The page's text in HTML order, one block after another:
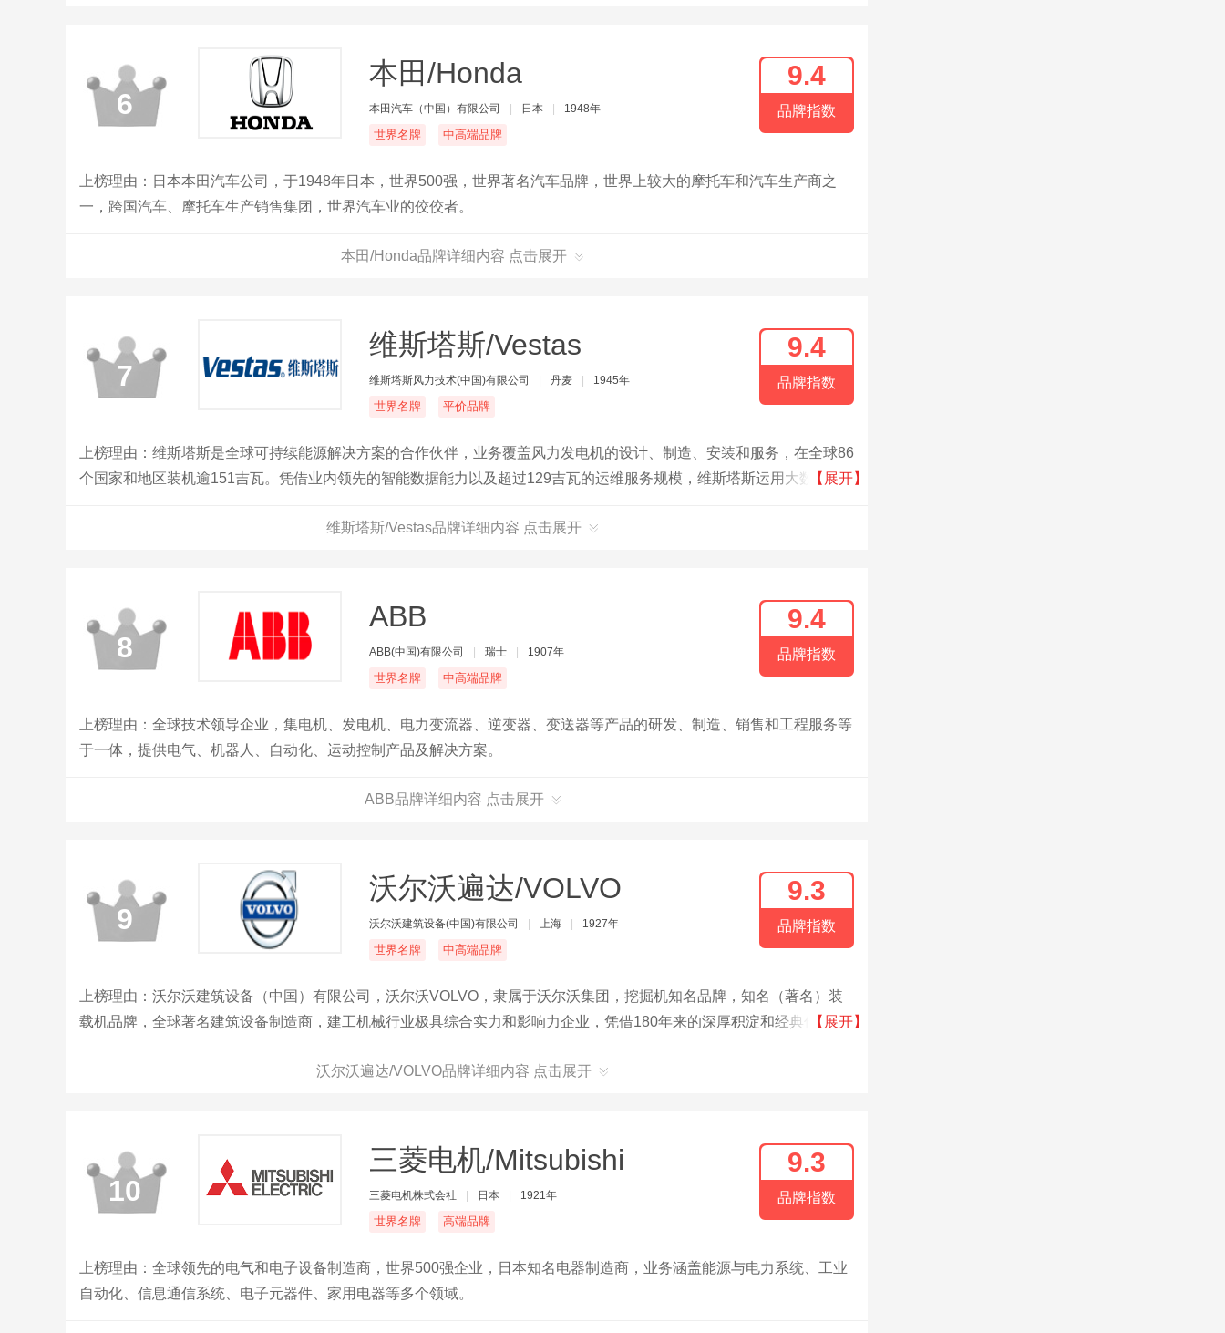
6
本田/Honda
本田汽车（中国）有限公司 日本 1948年
世界名牌 中高端品牌
9.4
品牌指数
上榜理由：日本本田汽车公司，于1948年日本，世界500强，世界著名汽车品牌，世界上较大的摩托车和汽车生产商之
一，跨国汽车、摩托车生产销售集团，世界汽车业的佼佼者。
本田/Honda品牌详细内容 点击展开
7
维斯塔斯/Vestas
维斯塔斯风力技术(中国)有限公司 丹麦 1945年
世界名牌 平价品牌
9.4
品牌指数
上榜理由：维斯塔斯是全球可持续能源解决方案的合作伙伴，业务覆盖风力发电机的设计、制造、安装和服务，在全球86
个国家和地区装机逾151吉瓦。凭借业内领先的智能数据能力以及超过129吉瓦的运维服务规模，维斯塔斯运用大数据分
【展开】
维斯塔斯/Vestas品牌详细内容 点击展开
8
ABB
ABB(中国)有限公司 瑞士 1907年
世界名牌 中高端品牌
9.4
品牌指数
上榜理由：​全球技术领导企业，集电机、发电机、电力变流器、逆变器、变送器等产品的研发、制造、销售和工程服务等
于一体，提供电气、机器人、自动化、运动控制产品及解决方案。
ABB品牌详细内容 点击展开
9
沃尔沃遍达/VOLVO
沃尔沃建筑设备(中国)有限公司 上海 1927年
世界名牌 中高端品牌
9.3
品牌指数
上榜理由：沃尔沃建筑设备（中国）有限公司，沃尔沃VOLVO，隶属于沃尔沃集团，挖掘机知名品牌，知名（著名）装
载机品牌，全球著名建筑设备制造商，建工机械行业极具综合实力和影响力企业，凭借180年来的深厚积淀和经典传承，
【展开】
沃尔沃遍达/VOLVO品牌详细内容 点击展开
10
三菱电机/Mitsubishi
三菱电机株式会社 日本 1921年
世界名牌 高端品牌
9.3
品牌指数
上榜理由：全球领先的电气和电子设备制造商，世界500强企业，日本知名电器制造商，业务涵盖能源与电力系统、工业
自动化、信息通信系统、电子元器件、家用电器等多个领域。